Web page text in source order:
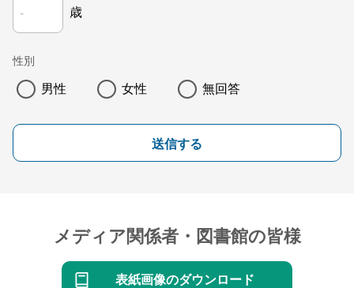
歳
性別
男性 女性 無回答
送信する
メディア関係者・図書館の皆様
表紙画像のダウンロード